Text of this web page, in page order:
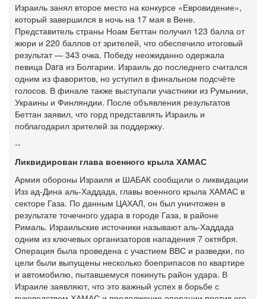
Израиль занял второе место на конкурсе «Евровидение»,
который завершился в ночь на 17 мая в Вене.
Представитель страны Ноам Беттан получил 123 балла от
жюри и 220 баллов от зрителей, что обеспечило итоговый
результат — 343 очка. Победу неожиданно одержала
певица Dara из Болгарии. Израиль до последнего считался
одним из фаворитов, но уступил в финальном подсчёте
голосов. В финале также выступали участники из Румынии,
Украины и Финляндии. После объявления результатов
Беттан заявил, что горд представлять Израиль и
поблагодарил зрителей за поддержку.
--
Ликвидирован глава военного крыла ХАМАС
Армия обороны Израиля и ШАБАК сообщили о ликвидации
Изз ад-Дина аль-Хаддада, главы военного крыла ХАМАС в
секторе Газа. По данным ЦАХАЛ, он был уничтожен в
результате точечного удара в городе Газа, в районе
Рималь. Израильские источники называют аль-Хаддада
одним из ключевых организаторов нападения 7 октября.
Операция была проведена с участием ВВС и разведки, по
цели были выпущены несколько боеприпасов по квартире
и автомобилю, пытавшемуся покинуть район удара. В
Израиле заявляют, что это важный успех в борьбе с